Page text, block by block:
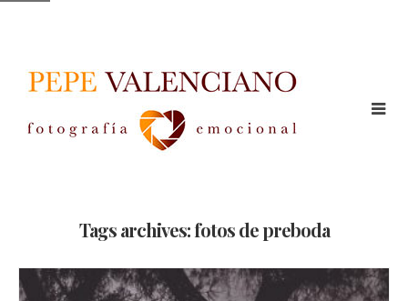
Tags archives: fotos de preboda